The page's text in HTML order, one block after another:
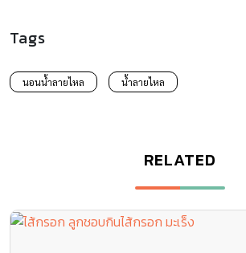
Tags
นอนน้ำลายไหล น้ำลายไหล
RELATED